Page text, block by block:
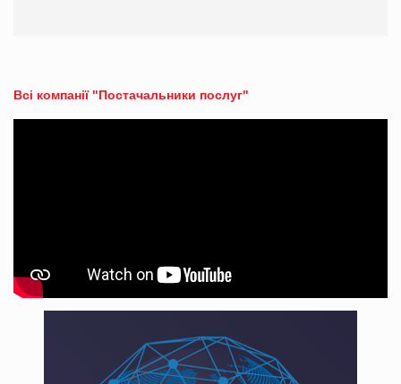
Всі компанії "Постачальники послуг"